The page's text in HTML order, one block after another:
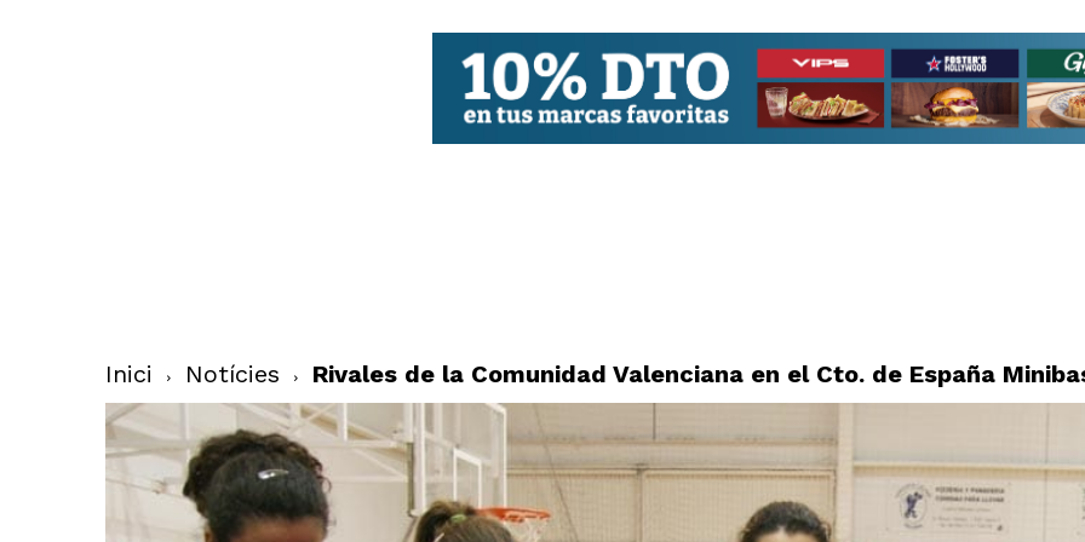
Inici Notícies Rivales de la Comunidad Valenciana en el Cto. de España